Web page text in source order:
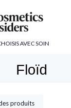
AVEC SOIN
Floïd
produits